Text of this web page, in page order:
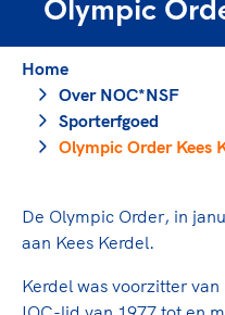
Sportagenda 2032
Leden
Algemene Vergadering
Raad van Toezicht en
Merkbescherming
Onze partners
Geven aan Sport
Sportdeelname
Bonden en
Beleidsmedewerkers
Clubbestuurders
Trainer-coaches
Officials
Topsport
Atletencommissie
Paralympische Talentdag
Pers
Olympic
Home
Over NOC*NSF
Sporterfgoed
Olympic Order Kees
De Olympic Order, in
aan Kees Kerdel.
Kerdel was voorzitter